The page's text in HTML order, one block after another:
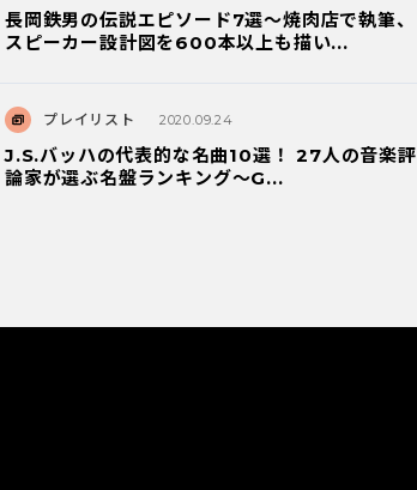
長岡鉄男の伝説エピソード7選〜焼肉店で執筆、
スピーカー設計図を600本以上も描い...
プレイリスト 2020.09.24
J.S.バッハの代表的な名曲10選！ 27人の音楽評
論家が選ぶ名盤ランキング〜G...